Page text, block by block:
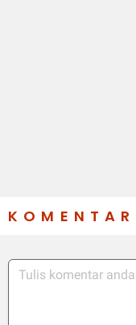
KOMENTAR